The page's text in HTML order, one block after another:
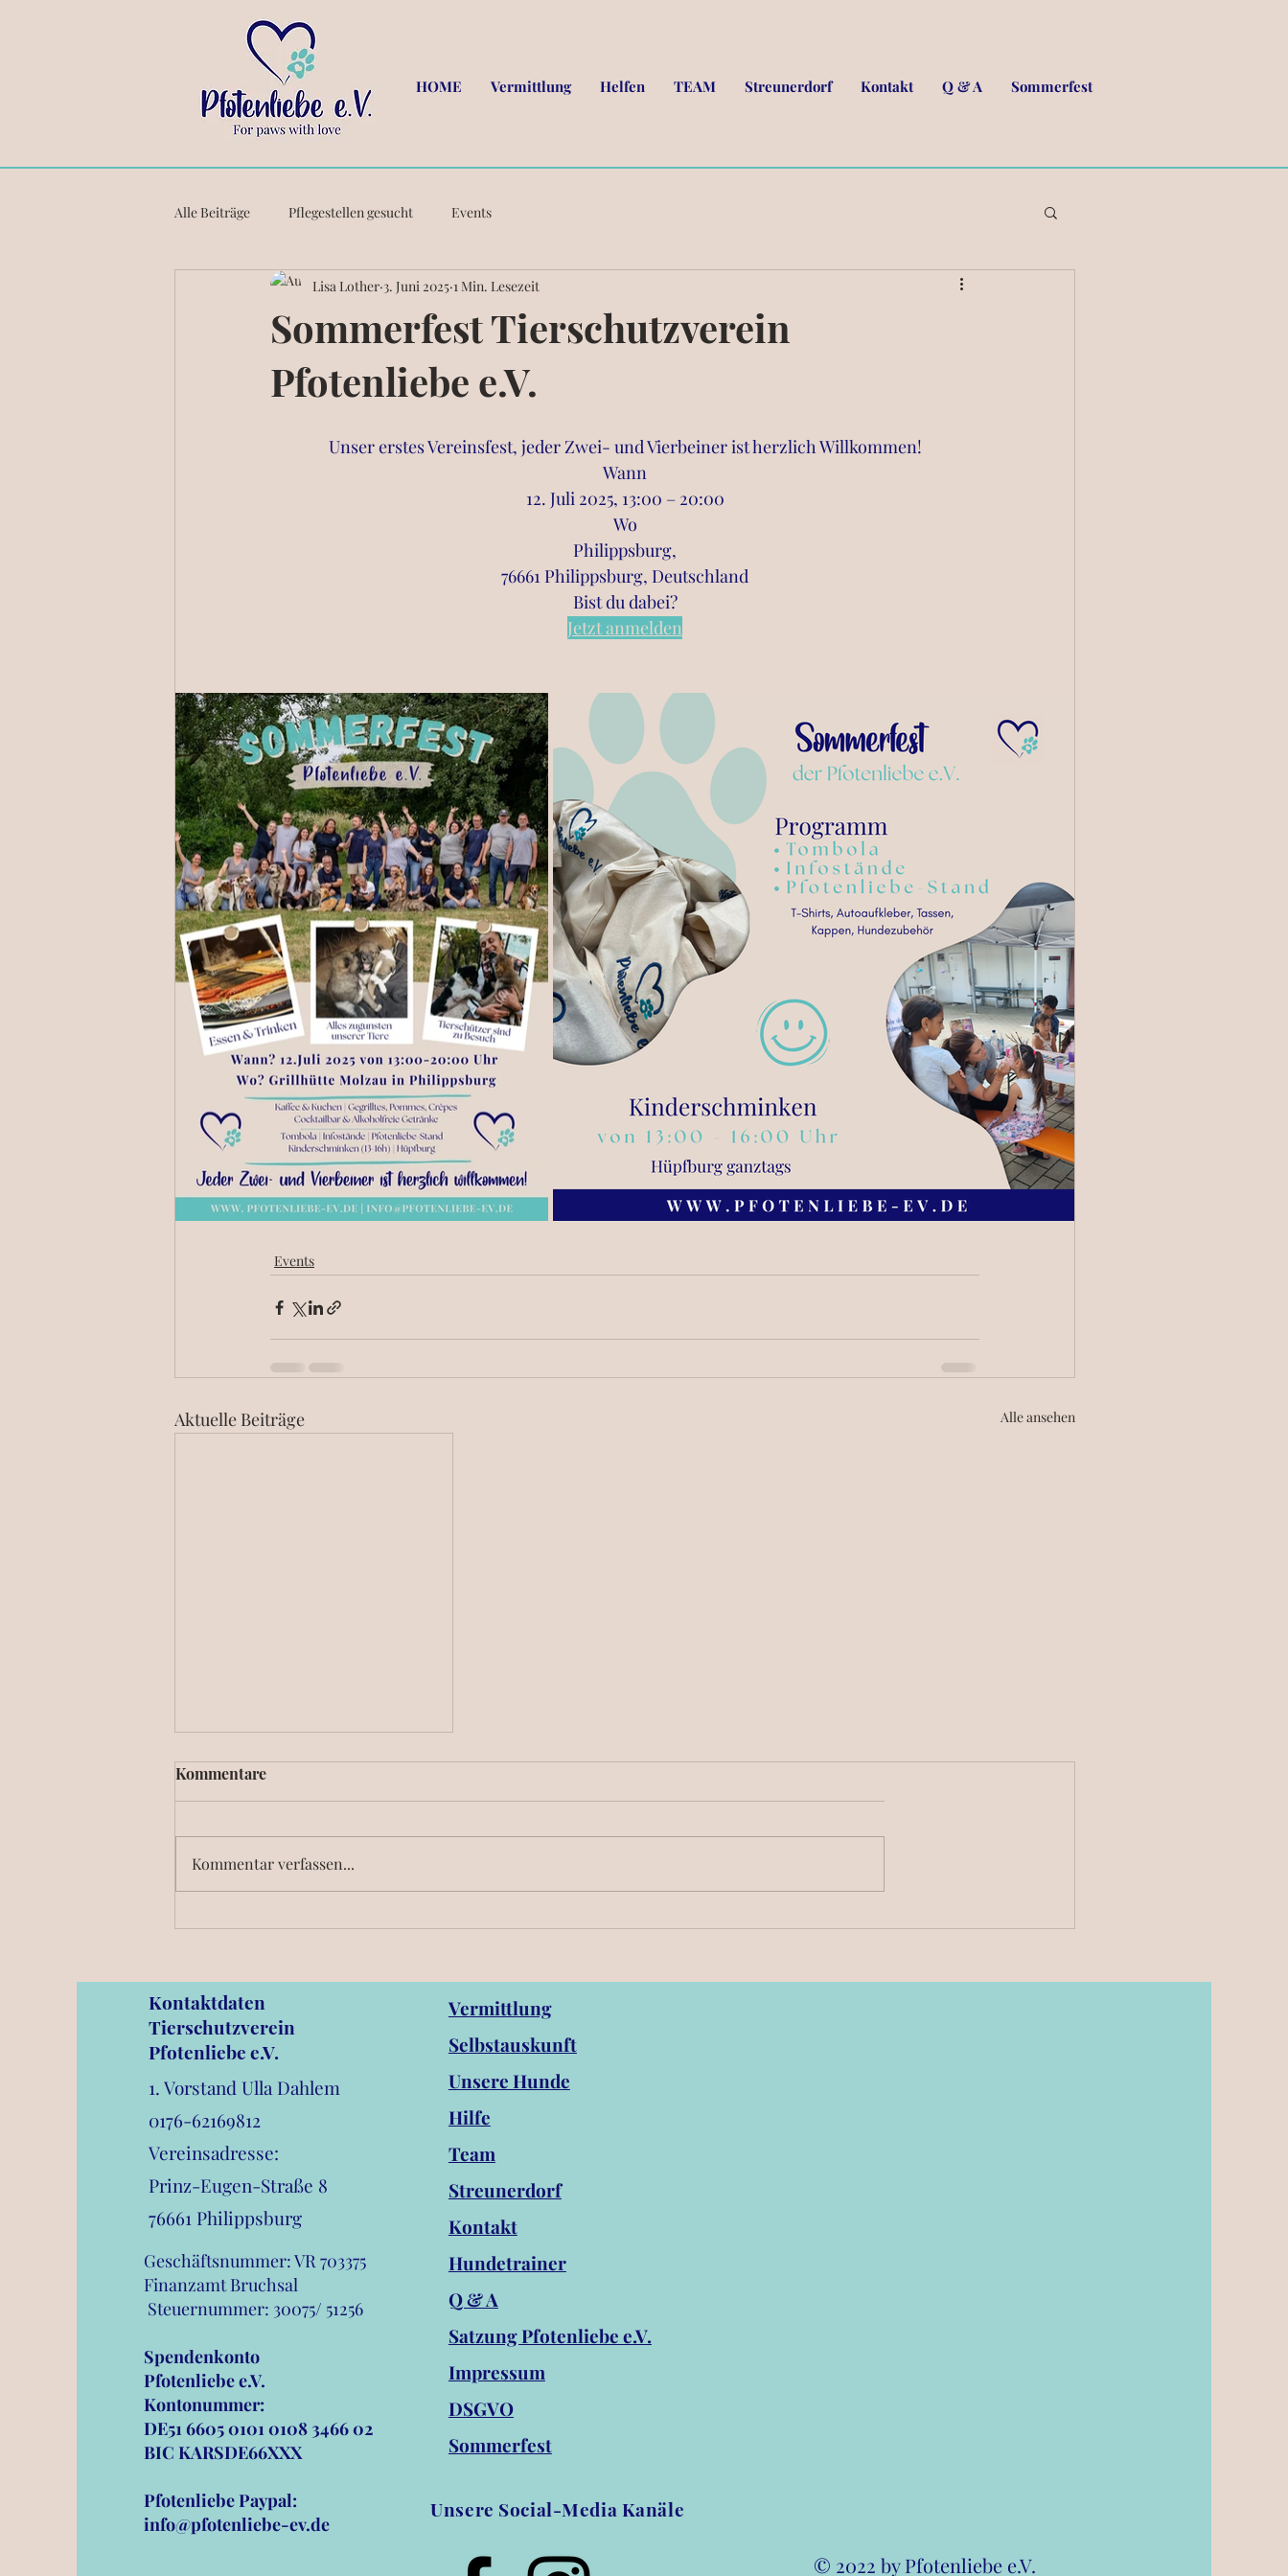
HOME Vermittlung Helfen TEAM Streunerdorf Kontakt Q & A Sommerfest
Alle Beiträge Pflegestellen gesucht Events
Sommerfest Tierschutzverein
Pfotenliebe e.V.
Lisa Lother 3. Juni 2025 1 Min. Lesezeit
Unser erstes Vereinsfest, jeder Zwei- und Vierbeiner ist herzlich Willkommen!
Wann
12. Juli 2025, 13:00 – 20:00
Wo
Philippsburg,
76661 Philippsburg, Deutschland
Bist du dabei?
Jetzt anmelden
Events
Aktuelle Beiträge Alle ansehen
Unser nächstes Event:
Kommentare
Kommentar verfassen...
Kontaktdaten
Tierschutzverein
Pfotenliebe e.V.
1. Vorstand Ulla Dahlem
0176-62169812
Vereinsadresse:
Prinz-Eugen-Straße 8
76661 Philippsburg
Geschäftsnummer: VR 703375
Finanzamt Bruchsal
Steuernummer: 30075/ 51256
Spendenkonto
Pfotenliebe e.V.
Kontonummer:
DE51 6605 0101 0108 3466 02
BIC KARSDE66XXX
Pfotenliebe Paypal:
info@pfotenliebe-ev.de
Vermittlung
Selbstauskunft
Unsere Hunde
Hilfe
Team
Streunerdorf
Kontakt
Hundetrainer
Q & A
Satzung Pfotenliebe e.V.
Impressum
DSGVO
Sommerfest
Unsere Social-Media Kanäle
© 2022 by Pfotenliebe e.V.